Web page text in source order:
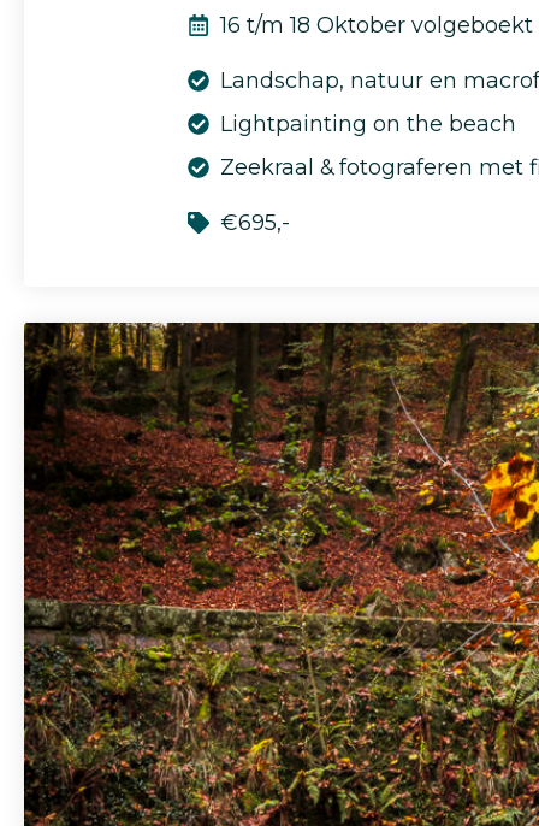
16 t/m 18 Oktober volgeboekt
Landschap, natuur en
Lightpainting on the beach
Zeekraal & fotograferen met
€695,-